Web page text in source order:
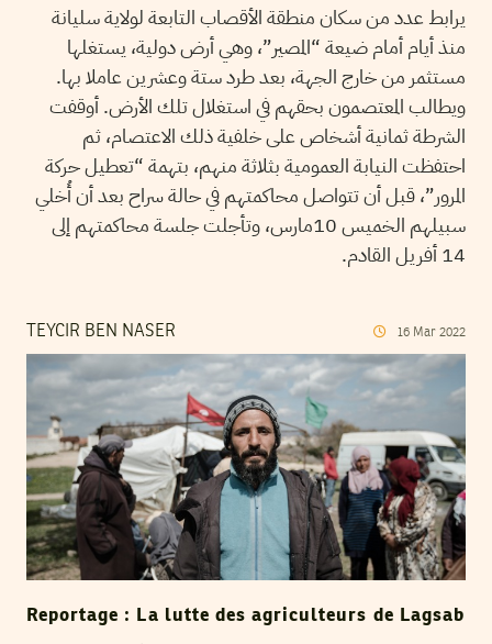
يرابط عدد من سكان منطقة الأقصاب التابعة لولاية سليانة
منذ أيام أمام ضيعة “المصير”، وهي أرض دولية، يستغلها
مستثمر من خارج الجهة، بعد طرد ستة وعشرين عاملا بها.
ويطالب المعتصمون بحقهم في استغلال تلك الأرض. أوقفت
الشرطة ثمانية أشخاص على خلفية ذلك الاعتصام، ثم
احتفظت النيابة العمومية بثلاثة منهم، بتهمة “تعطيل حركة
المرور”، قبل أن تتواصل محاكمتهم في حالة سراح بعد أن أُخلي
سبيلهم الخميس 10مارس، وتأجلت جلسة محاكمتهم إلى
14 أفريل القادم.
TEYCIR BEN NASER 16 Mar 2022
Reportage : La lutte des agriculteurs de Lagsab